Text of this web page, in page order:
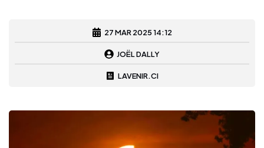
27 MAR 2025 14:12
JOËL DALLY
LAVENIR.CI